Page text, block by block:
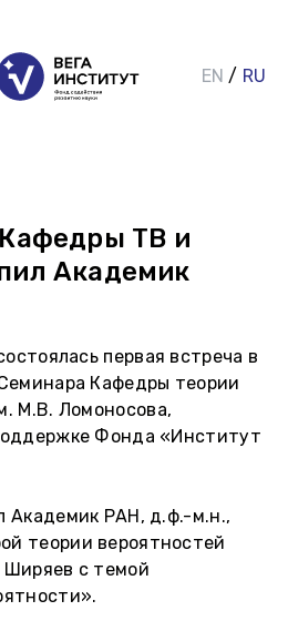
EN / RU
ТВ и
Академик
первая встреча в
Кафедры теории
М.В. Ломоносова,
Фонда «Институт
Академик РАН, д.ф.-м.н.,
теории вероятностей
Ширяев с темой